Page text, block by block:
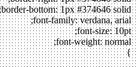
border-bottom: 1px #374646 solid;
font-family: verdana, arial;
font-size: 10pt;
font-weight: normal;
}